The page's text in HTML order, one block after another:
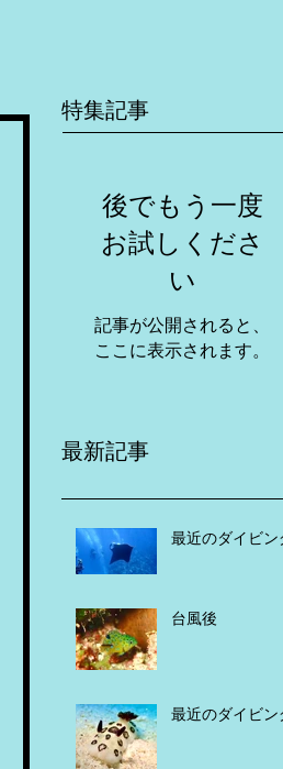
特集記事
後でもう一度
お試しくださ
い
記事が公開されると、
ここに表示されます。
最新記事
最近のダイビン
台風後
最近のダイビン